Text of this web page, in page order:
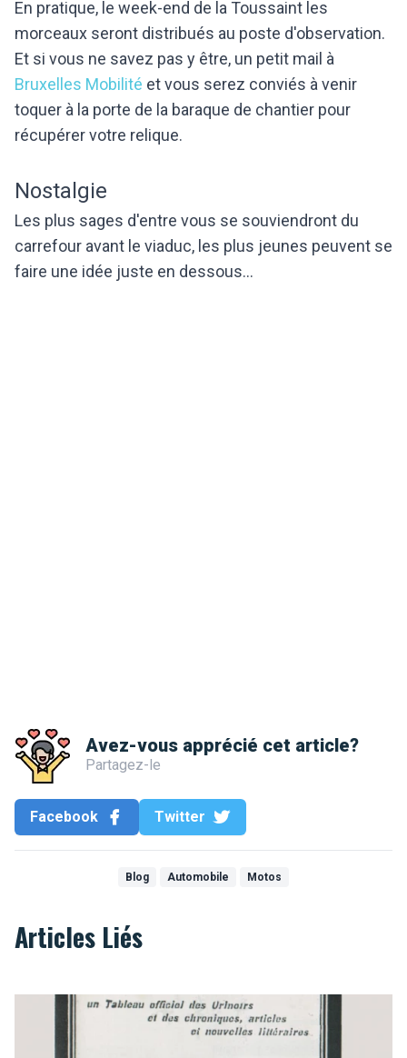
En pratique, le week-end de la Toussaint les
morceaux seront distribués au poste d'observation.
Et si vous ne savez pas y être, un petit mail à
Bruxelles Mobilité et vous serez conviés à venir
toquer à la porte de la baraque de chantier pour
récupérer votre relique.
Nostalgie
Les plus sages d'entre vous se souviendront du
carrefour avant le viaduc, les plus jeunes peuvent se
faire une idée juste en dessous...
Avez-vous apprécié cet article?
Partagez-le
Facebook Twitter
Blog Automobile Motos
Articles Liés
Les toilettes bruxelloises où il faut s'être soulagé